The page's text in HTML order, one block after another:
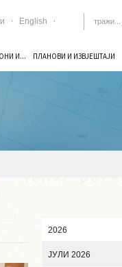
English
И... ПЛАНОВИ И ИЗВЈЕШТАЈИ
2026
ЈУЛИ 2026